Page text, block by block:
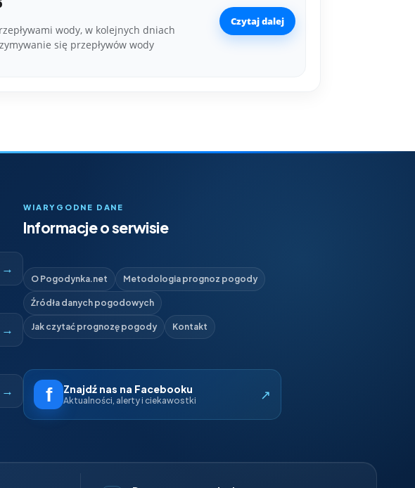
wody, w kolejnych dniach
się przepływów wody
Czytaj dalej
→
→
→
WIARYGODNE DANE
Informacje o serwisie
O Pogodynka.net Metodologia prognoz pogody
Źródła danych pogodowych
Jak czytać prognozę pogody Kontakt
Znajdź nas na Facebooku
Aktualności, alerty i ciekawostki ↗